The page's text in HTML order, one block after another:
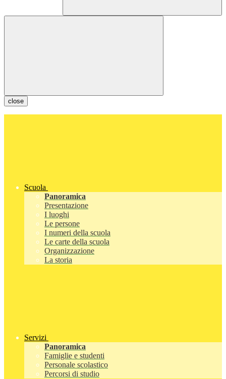
close
Scuola
Panoramica
Presentazione
I luoghi
Le persone
I numeri della scuola
Le carte della scuola
Organizzazione
La storia
Servizi
Panoramica
Famiglie e studenti
Personale scolastico
Percorsi di studio